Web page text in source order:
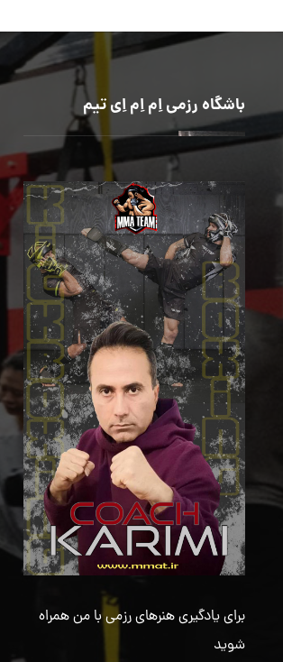
باشگاه رزمی اِم اِم اِی تیم
برای یادگیری هنرهای رزمی با من همراه
شوید